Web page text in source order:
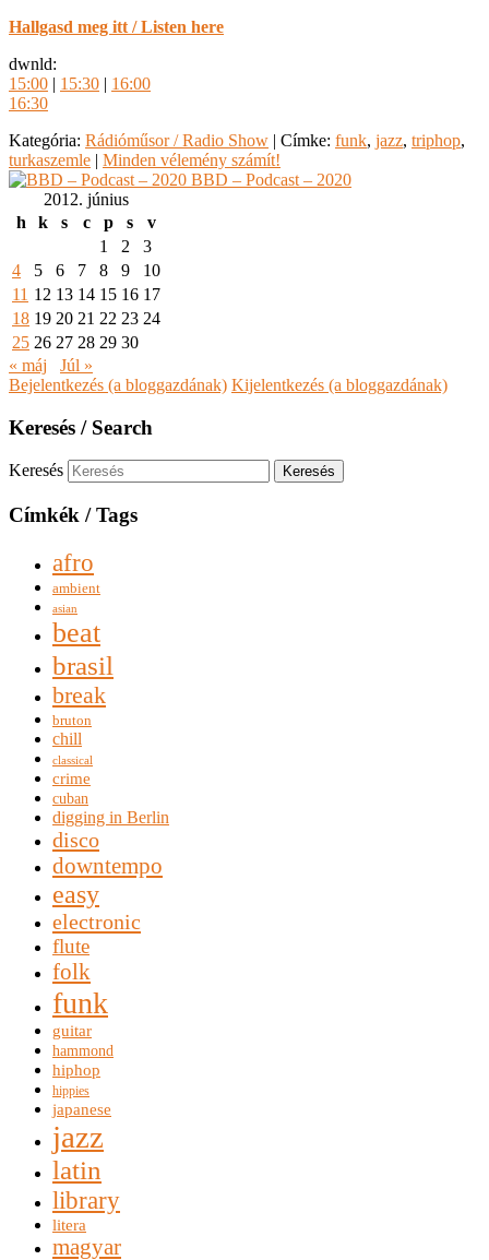
Hallgasd meg itt / Listen here
dwnld:
15:00 | 15:30 | 16:00
16:30
Kategória: Rádióműsor / Radio Show | Címke: funk, jazz, triphop,
turkaszemle | Minden vélemény számít!
BBD – Podcast – 2020
2012. június
h
k s c p s
v
1
2
3
4
5 6 7 8 9
10
11 12 13 14 15 16 17
18 19 20 21 22 23 24
25 26 27 28 29 30
« máj
Júl »
Bejelentkezés (a bloggazdának) Kijelentkezés (a bloggazdának)
Keresés / Search
Keresés
Címkék / Tags
afro
ambient
asian
beat
brasil
break
bruton
chill
classical
crime
cuban
digging in Berlin
disco
downtempo
easy
electronic
flute
folk
funk
guitar
hammond
hiphop
hippies
japanese
jazz
latin
library
litera
magyar